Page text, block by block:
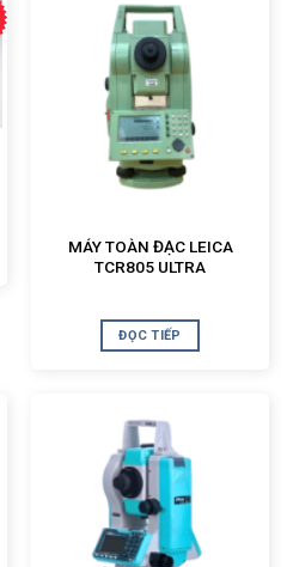
MÁY TOÀN ĐẠC LEICA
TCR805 ULTRA
ĐỌC TIẾP